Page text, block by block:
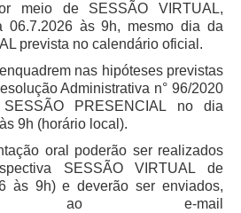
do PJe
do e-Gestão e de Tabelas
meio de SESSÃO VIRTUAL,
06.7.2026 às 9h, mesmo dia da
prevista no calendário oficial.
nas hipóteses previstas
Administrativa n° 96/2020
PRESENCIAL no dia
9h (horário local).
oral poderão ser realizados
SESSÃO VIRTUAL de
às 9h) e deverão ser enviados,
ao e-mail